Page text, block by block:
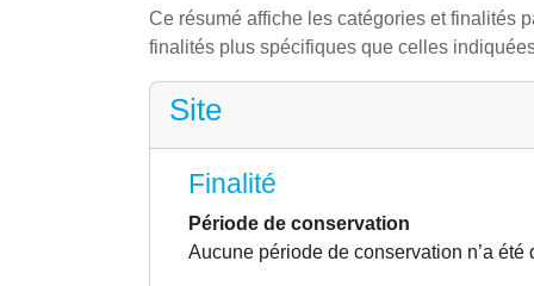
Ce résumé affiche les catégories et finalités
finalités plus spécifiques que celles
Site
Finalité
Période de conservation
Aucune période de conservation n’a été